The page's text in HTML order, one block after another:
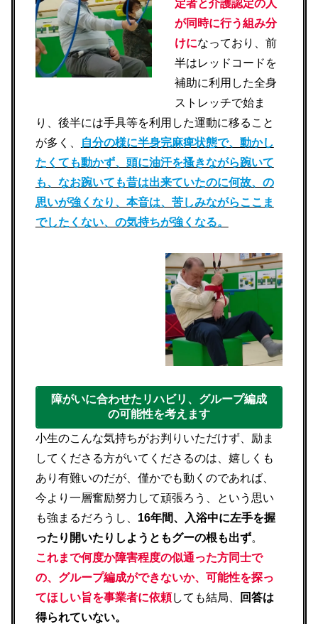
定者と介護認定の人
が同時に行う組み分
けになっており、前
半はレッドコードを
補助に利用した全身
ストレッチで始ま
り、後半には手具等を利用した運動に移ること
が多く、
自分の様に半身完麻痺状態で、動かし
たくても動かず、頭に油汗を搔きながら踠いて
も、なお踠いても昔は出来ていたのに何故、の
思いが強くなり、本音は、苦しみながらここま
でしたくない、の気持ちが強くなる。
障がいに合わせたリハビリ、グループ編成
の可能性を考えます
小生のこんな気持ちがお判りいただけず、励ま
してくださる方がいてくださるのは、嬉しくも
あり有難いのだが、僅かでも動くのであれば、
今より一層奮励努力して頑張ろう、という思い
も強まるだろうし、 16年間、入浴中に左手を握
ったり開いたりしようともグーの根も出ず。
これまで何度か障害程度の似通った方同士で
の、グループ編成ができないか、可能性を探っ
てほしい旨を事業者に依頼しても結局、
回答は
得られていない。